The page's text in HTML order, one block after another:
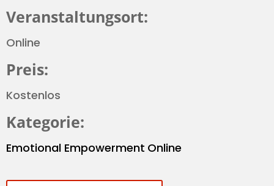
Veranstaltungsort:
Online
Preis:
Kostenlos
Kategorie:
Emotional Empowerment Online